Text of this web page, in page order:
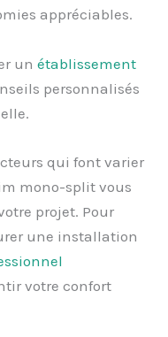
appréciables.
unétablissement
personnalisés
qui font varier
mono-split vous
projet. Pour
une installation
votre confort